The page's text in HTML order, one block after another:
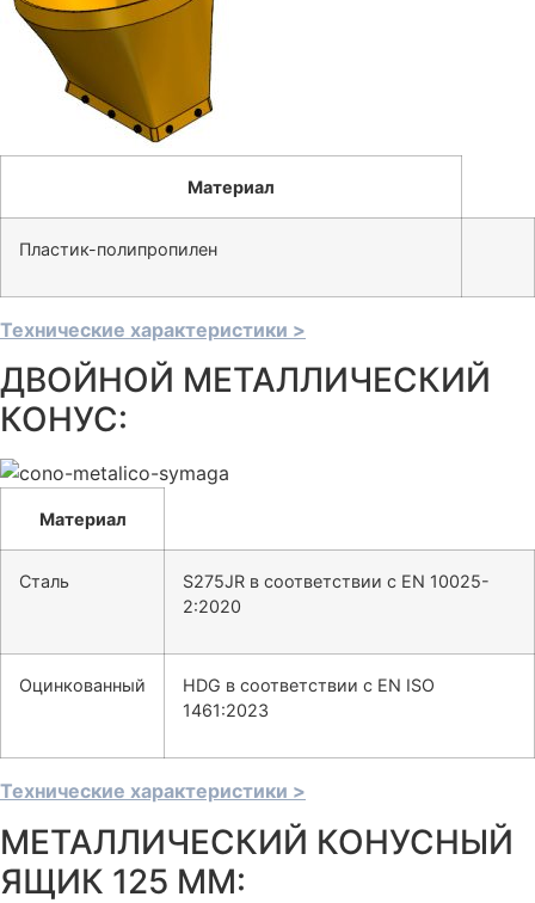
Материал
Пластик-полипропилен
Технические характеристики >
ДВОЙНОЙ МЕТАЛЛИЧЕСКИЙ
КОНУС:
Материал
Сталь
S275JR в соответствии с EN 10025-
2:2020
Оцинкованный
HDG в соответствии с EN ISO
1461:2023
Технические характеристики >
МЕТАЛЛИЧЕСКИЙ КОНУСНЫЙ
ЯЩИК 125 ММ: